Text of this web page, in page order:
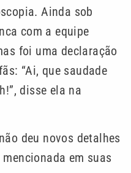
Ainda sob
com a equipe
foi uma declaração
“Ai, que saudade
disse ela na
deu novos detalhes
em suas